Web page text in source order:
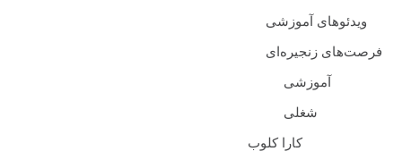
ویدئوهای آموزشی
فرصت‌های زنجیره‌ای
آموزشی
شغلی
کارا کلوب